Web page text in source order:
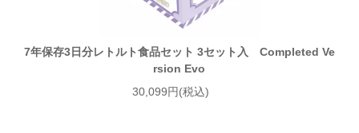
7年保存3日分レトルト食品セット 3セット入 Completed Ve
rsion Evo
30,099円(税込)